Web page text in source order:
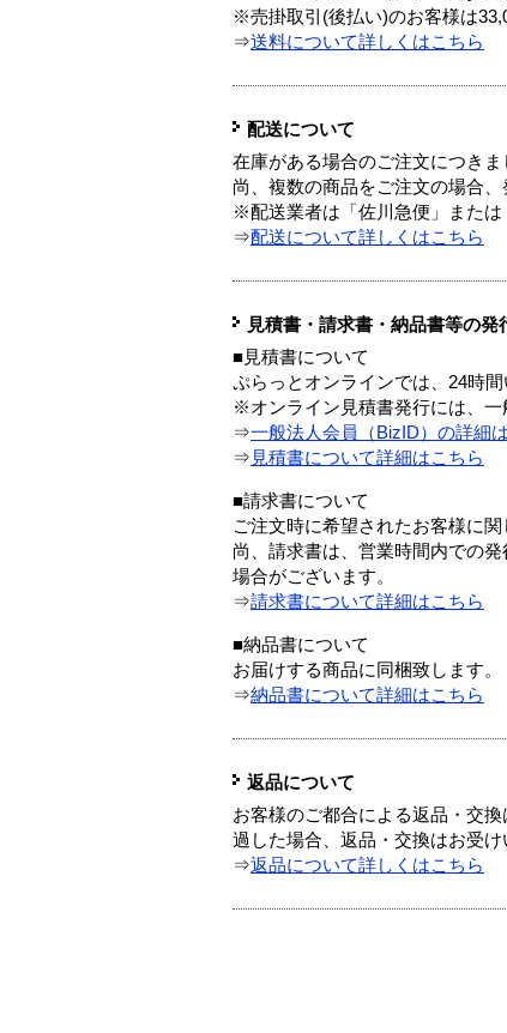
※売掛取引(後払い)のお客様は
⇒送料について詳しくはこちら
配送について
在庫がある場合のご注文につき
尚、複数の商品をご注文の場合
※配送業者は「佐川急便」また
⇒配送について詳しくはこちら
見積書・請求書・納品書等の発
■見積書について
ぷらっとオンラインでは、24時
※オンライン見積書発行には、一
⇒一般法人会員（BizID）の詳細
⇒ 見積書について詳細はこちら
■請求書について
ご注文時に希望されたお客様に
尚、請求書は、営業時間内での
場合がございます。
⇒請求書について詳細はこちら
■納品書について
お届けする商品に同梱致します。
⇒納品書について詳細はこちら
返品について
お客様のご都合による返品・交
過した場合、返品・交換はお受け
⇒返品について詳しくはこちら